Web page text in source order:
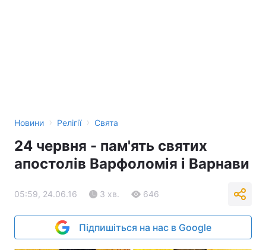
Новини › Релігії › Свята
24 червня - пам'ять святих
апостолів Варфоломія і Варнави
05:59, 24.06.16 3 хв. 646
Підпишіться на нас в Google